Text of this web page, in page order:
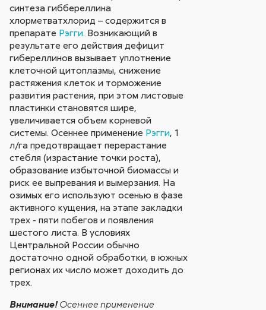
синтеза гиббереллина
хлорметватхлорид – содержится в
препарате Рэгги. Возникающий в
результате его действия дефицит
гибереллинов вызывает уплотнение
клеточной цитоплазмы, снижение
растяжения клеток и торможение
развития растения, при этом листовые
пластинки становятся шире,
увеличивается объем корневой
системы. Осеннее применение Рэгги, 1
л/га предотвращает перерастание
стебля (израстание точки роста),
образование избыточной биомассы и
риск ее выпревания и вымерзания. На
озимых его используют осенью в фазе
активного кущения, на этапе закладки
трех - пяти побегов и появления
шестого листа. В условиях
Центральной России обычно
достаточно одной обработки, в южных
регионах их число может доходить до
трех.
Внимание! Осеннее применение